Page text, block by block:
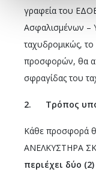
γραφεία του
Ασφαλισμένων –
ταχυδρομικώς,
προσφορών, θα
σφραγίδας του
2. Τρόπος
Κάθε προσφορά
ΑΝΕΛΚΥΣΤΗΡΑ
περιέχει δύο